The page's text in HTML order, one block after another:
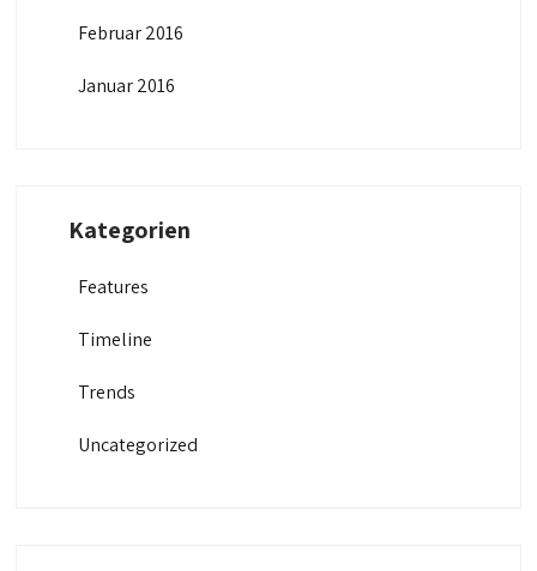
Februar 2016
Januar 2016
Kategorien
Features
Timeline
Trends
Uncategorized